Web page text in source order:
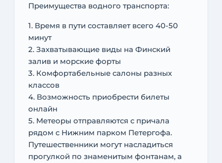
Преимущества водного транспорта:
1. Время в пути составляет всего 40-50
минут
2. Захватывающие виды на Финский
залив и морские форты
3. Комфортабельные салоны разных
классов
4. Возможность приобрести билеты
онлайн
5. Метеоры отправляются с причала
рядом с Нижним парком Петергофа.
Путешественники могут насладиться
прогулкой по знаменитым фонтанам, а